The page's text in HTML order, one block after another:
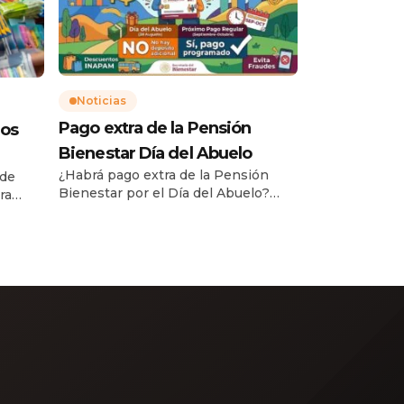
Noticias
Pago extra de la Pensión
Bienestar Día del Abuelo
¿Habrá pago extra de la Pensión
Bienestar por el Día del Abuelo?
—, miles de beneficiarios de los